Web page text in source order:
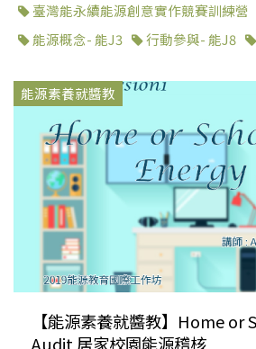
臺灣能永續能源創意實作競賽訓練營
能源概念- 能J3
行動參與- 能J8
能源素養就醬教
【能源素養就醬教】Home or
Audit 居家校園能源稽核